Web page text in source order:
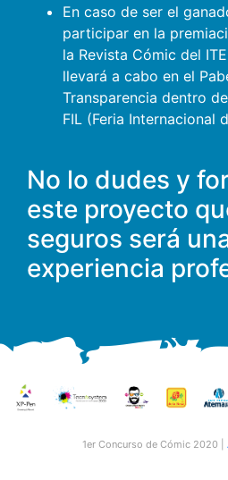
En caso de ser el
participar en la
la Revista Cómic del
llevará a cabo en el
Transparencia dentro
FIL (Feria Internacional
No lo dudes y
este proyecto
seguros será
experiencia
1er Concurso de Cómic 2020 |